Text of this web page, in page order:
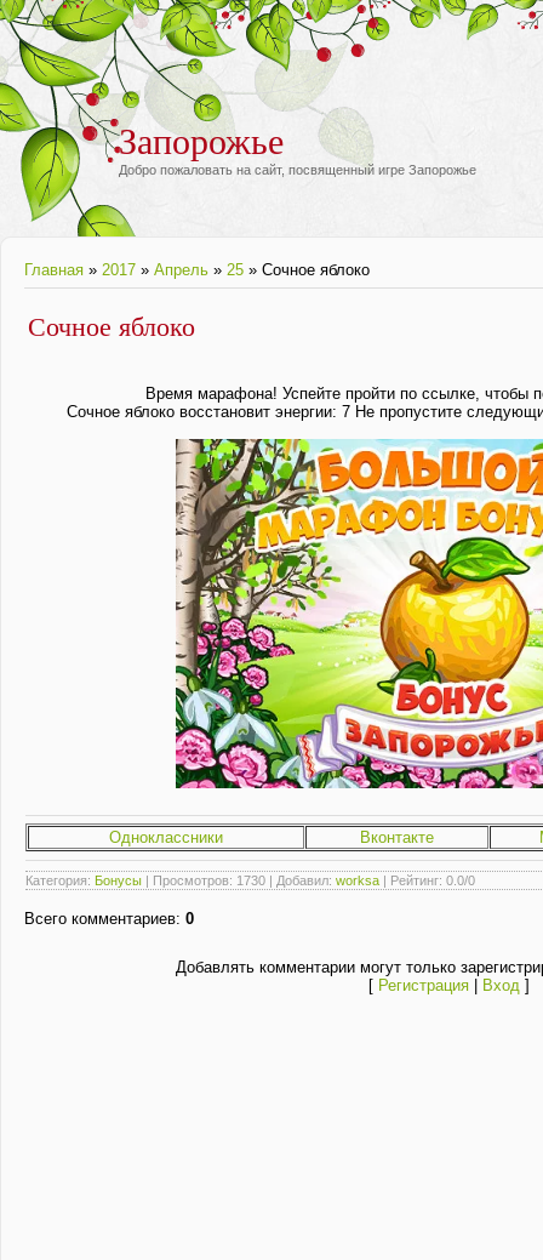
Запорожье
Добро пожаловать на сайт, посвященный игре Запорожье
Главная » 2017 » Апрель » 25 » Сочное яблоко
Сочное яблоко
Время марафона! Успейте пройти по ссылке,
Сочное яблоко восстановит энергии: 7 Не пропустите
Одноклассники Вконтакте
Категория: Бонусы | Просмотров: 1730 | Добавил: worksa | Рейтинг: 0.0/0
Всего комментариев: 0
Добавлять комментарии могут только
[ Регистрация| Вход]